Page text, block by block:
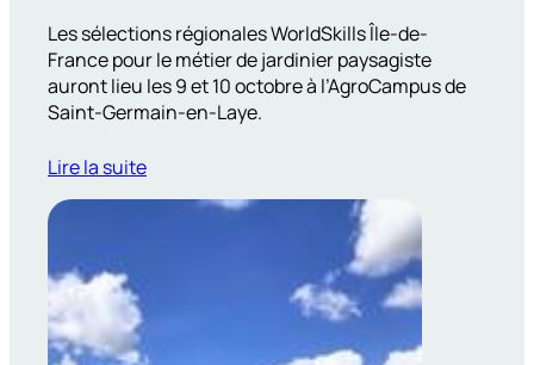
Les sélections régionales WorldSkills Île-de-
France pour le métier de jardinier paysagiste
auront lieu les 9 et 10 octobre à l’AgroCampus de
Saint-Germain-en-Laye.
Lire la suite